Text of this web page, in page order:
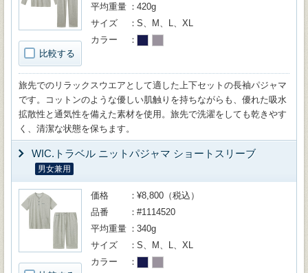
比較する
平均重量
420g
サイズ
S、M、L、XL
カラー
旅先でのリラックスウエアとして適した上下セットの長袖パジャマ
です。コットンのような優しい肌触りを持ちながらも、優れた吸水
拡散性と通気性を備えた素材を使用。旅先で洗濯をしても乾きやす
く、清潔な状態を保ちます。
WIC.トラベル ニットパジャマ ショートスリーブ
男女兼用
価格
¥8,800（税込）
品番
#1114520
平均重量
340g
サイズ
S、M、L、XL
カラー